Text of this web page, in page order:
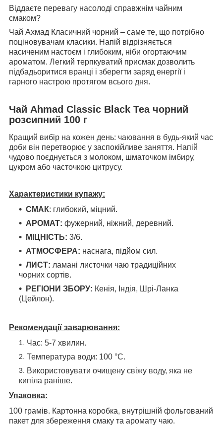
Віддаєте перевагу насолоді справжнім чайним
смаком?
Чай Ахмад Класичний чорний – саме те, що потрібно
поціновувачам класики. Напій відрізняється
насиченим настоєм і глибоким, ніби огортаючим
ароматом. Легкий терпкуватий присмак дозволить
підбадьоритися вранці і зберегти заряд енергії і
гарного настрою протягом всього дня.
Чай Ahmad Classic Black Tea чорний
розсипний 100 г
Кращий вибір на кожен день: чаювання в будь-який час
доби він перетворює у заспокійливе заняття. Напій
чудово поєднується з молоком, шматочком імбиру,
цукром або часточкою цитрусу.
Характеристики купажу:
СМАК: глибокий, міцний.
АРОМАТ: фужерний, ніжний, деревний.
МІЦНІСТЬ: 3/6.
АТМОСФЕРА: наснага, підйом сил.
ЛИСТ: ламані листочки чаю традиційних
чорних сортів.
РЕГІОНИ ЗБОРУ: Кенія, Індія, Шрі-Ланка
(Цейлон).
Рекомендації заварювання:
Час: 5-7 хвилин.
Температура води: 100 °С.
Використовувати очищену свіжу воду, яка не
кипіла раніше.
Упаковка:
100 грамів. Картонна коробка, внутрішній фольгований
пакет для збереження смаку та аромату чаю.